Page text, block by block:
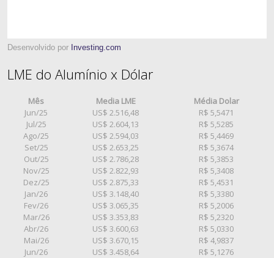
Desenvolvido por Investing.com
LME do Alumínio x Dólar
Mês Media LME
Média Dolar
Jun/25
US$ 2.516,48
R$ 5,5471
Jul/25
US$ 2.604,13
R$ 5,5285
Ago/25
US$ 2.594,03
R$ 5,4469
Set/25
US$ 2.653,25
R$ 5,3674
Out/25
US$ 2.786,28
R$ 5,3853
Nov/25
US$ 2.822,93
R$ 5,3408
Dez/25
US$ 2.875,33
R$ 5,4531
Jan/26
US$ 3.148,40
R$ 5,3380
Fev/26
US$ 3.065,35
R$ 5,2006
Mar/26
US$ 3.353,83
R$ 5,2320
Abr/26
US$ 3.600,63
R$ 5,0330
Mai/26
US$ 3.670,15
R$ 4,9837
Jun/26
US$ 3.458,64 R$ 5,1276